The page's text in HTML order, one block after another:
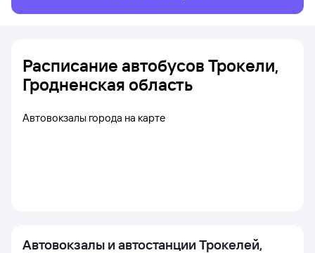
Расписание автобусов Трокели,
Гродненская область
Автовокзалы города на карте
Автовокзалы и автостанции Трокелей,